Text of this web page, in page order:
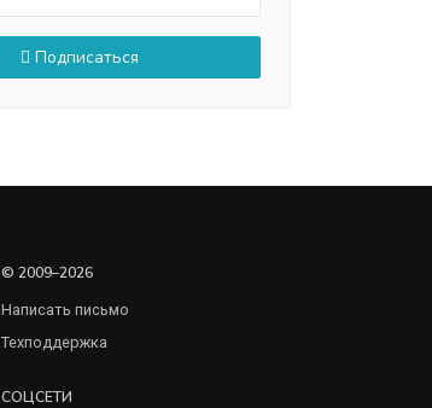
Подписаться
© 2009–2026
Написать письмо
Техподдержка
СОЦСЕТИ